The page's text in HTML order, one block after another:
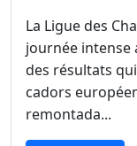
La Ligue des
journée intense
des résultats
cadors
remontada...